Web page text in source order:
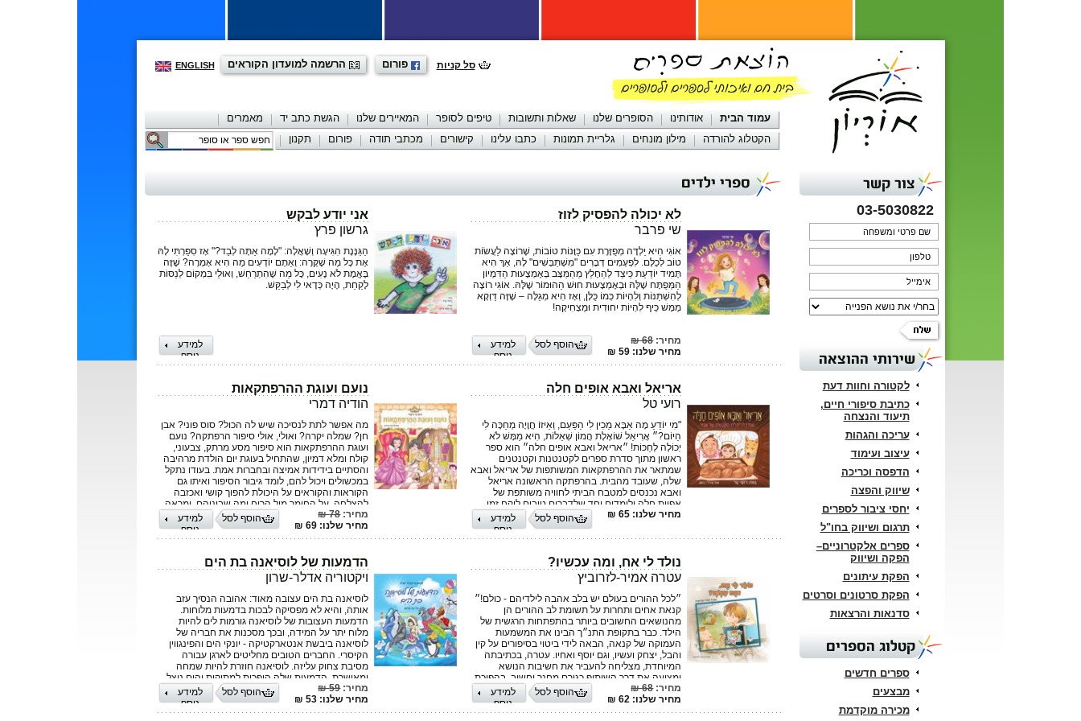
ENGLISH הרשמה למועדון הקוראים פורום סל קניות
עמוד הבית אודותינו הסופרים שלנו שאלות ותשובות טיפים לסופר המאיירים שלנו הגשת כתב יד
מאמרים
הקטלוג להורדה
מילון מונחים גלריית תמונות כתבו עלינו קישורים מכתבי תודה פורום תקנון יצירת קשר
צור קשר
03-5030822
שירותי ההוצאה
לקטורה וחוות דעת
כתיבת סיפורי חיים,
תיעוד והנצחה
עריכה והגהות
עיצוב ועימוד
הדפסה וכריכה
שיווק והפצה
יחסי ציבור לספרים
תרגום ושיווק בחו"ל
ספרים אלקטרוניים–
הפקה ושיווק
הפקת עיתונים
הפקת סרטונים וסרטים
סדנאות והרצאות
קטלוג הספרים
ספרים חדשים
מבצעים
מכירה מוקדמת
ספרי ילדים
לא יכולה להפסיק לזוז
שי פרבר
אוֹגִי הִיא יַלְדָּה מְפֻזֶּרֶת עִם כַּוָּנוֹת טוֹבוֹת, שֶׁרוֹצָה לַעֲשׂוֹת
טוֹב לְכֻלָּם. לִפְעָמִים דְּבָרִים "מִשְׁתַּבְּשִׁים" לָהּ, אַךְ הִיא
תָּמִיד יוֹדַעַת כֵּיצַד לְהֵחָלֵץ מֵהַמַּצָּב בְּאֶמְצָעוּת הַדִּמְיוֹן
הַמְּפֻתָּח שֶׁלָּהּ וּבְאֶמְצָעוּת חוּשׁ הַהוּמוֹר שֶׁלָּהּ. אוֹגִי רוֹצָה
לְהִשְׁתַּנּוֹת וְלִהְיוֹת כְּמוֹ כֻּלָּן, וְאָז הִיא מְגַלָּה – שֶׁזֶּה דַּוְקָא
מַמָּשׁ כֵּיף לִהְיוֹת יִחוּדִית וּמַצְחִיקָה!
מחיר:68 ₪
מחיר שלנו: 59 ₪
למידע
נוסף
הוסף לסל
אני יודע לבקש
גרשון פרץ
הַגַּנֶּנֶת הִגִּיעָה וְשָׁאֲלָה: "לָמָה אַתָּה לְבַד?" אָז סִפַּרְתִּי לָהּ
אֶת כָּל מַה שֶׁקָּרָה: וְאַתֶּם יוֹדְעִים מַה הִיא אָמְרָה? שֶׁזֶּה
בֶּאֱמֶת לֹא נָעִים, כָּל מַה שֶׁהִתְרַחֵשׁ, וְאוּלַי בִּמְקוֹם לְנַסּוֹת
לָקַחַת, הָיָה כְּדָאי לִי לְבַקֵּשׁ.
למידע
נוסף
אריאל ואבא אופים חלה
רועי טל
"מִי יוֹדֵעַ מָה אַבָּא מֵכִין לִי הַפַּעַם, וְאֵיזוֹ חֲוָיָה מְחַכָּה לִי
הַיּוֹם?״ אֲרִיאֵל שׁוֹאֶלֶת הֲמוֹן שְׁאֵלוֹת, הִיא מַמָּשׁ לֹא
יְכוֹלָה לְחַכּוֹת! ״אריאל ואבא אופים חלה״ הוא ספר
ראשון מתוך סדרת ספרים לקטנטנות וקטנטנים
שמתאר את ההרפתקאות המשותפות של אריאל ואבא
שלה, שעובד מהבית. בהרפתקה הראשונה אריאל
ואבא נכנסים למטבח הביתי לחוויה משותפת של
אפיית חלה ולומדים יחד שלדברים טובים לוקח זמן
להתגלות. רועי טל, נשוי לליהי ואבא לאריאל, איתמר
והכלבה מיאל. בספרו הראשון הוא מביא את גרסת
האבהות 2.0, מעורבת, שוויונית ובעיקר נוכחת.
מחיר שלנו: 65 ₪
למידע
נוסף
הוסף לסל
נועם ועוגת ההרפתקאות
הודיה דמרי
מה אפשר לתת לנסיכה שיש לה הכול? סוס פוני? אבן
חן? שמלה יקרה? ואולי, אולי סיפור הרפתקה? נועם
ועוגת ההרפתקאות הוא סיפור מסע מרתק, צבעוני,
קולח ומלא דמיון, שהתחיל בעוגת יום הולדת מרהיבה
והסתיים בידידות אמיצה ובחברות אמת. בעודו נתקל
במכשולים ויכול להם, לומד גיבור הסיפור ואיתו גם
הקוראות והקוראים על היכולת להפוך קושי ואכזבה
להצלחה, על החומר מול הרוח ומה שביניהם, ומראה
שלא משנה כמה ארוכה הדרך )וכמה טרולים עם
קוצים ורודים על הגב תפגשו בה). כשחבר טוב לצידך
ואמונה בליבך – הכול אפשרי. הודיה דמרי בת 9,
לשיר, לרקוד ולכתוב, ואוהבת במיוחד את מקס הכלב
המשפחתי חובב ההרפתקאות. נועם ועוגת
ההרפתקאות הוא ספר הביכורים שלה
מחיר:78 ₪
מחיר שלנו: 69 ₪
למידע
נוסף
הוסף לסל
נולד לי אח, ומה עכשיו?
עטרה אמיר-לזרוביץ
״לכל ההורים בעולם יש בלב אהבה לילדיהם - כולם!״
קנאת אחים ותחרות על תשומת לב ההורים הן
מהנושאים החשובים ביותר בהתפתחות הרגשית של
הילד. כבר בתקופת התנ״ך הבינו את המשמעות
העמוקה של קנאה, הבאה לידי ביטוי בסיפורים על קין
והבל, יצחק ועשיו, וגם יוסף ואחיו. עטרה, בכתיבתה
המיוחדת, מצליחה להעביר את חשיבות הנושא
ומציעה את דרך השיתוף כגורם מחנך וחשוב, בהפיכת
הקנאה לחיבור הילד הבכור כעוזר ושומר על אחיו
התינוק: ״כולם בירכו אותי כי אני הבכור, ואמרו
שמעכשיו יש לי על מי לשמור״. עמיר ברסקי פסיכולוג -
מחיר:68 ₪
מחיר שלנו: 62 ₪
למידע
נוסף
הוסף לסל
הדמעות של לוסיאנה בת הים
ויקטוריה אדלר-שרון
לוסיאנה בת הים עצובה מאוד: אהובה הנסיך עזב
אותה, והיא לא מפסיקה לבכות בדמעות מלוחות.
הדמעות העצובות של לוסיאנה גורמות לים להיות
מלוח יתר על המידה, ובכך מסכנות את חבריה של
לוסיאנה ביבשת אנטארקטיקה - יונקי הים והפינגווין
הקיסרי. החברים הטובים מחליטים לארגן עבורה
מסיבת צחוק עליזה. לוסיאנה חוזרת להיות שמחה
ומאושרת, הדמעות שלה הופכות למתוקות והים ניצל.
ויקטוריה אדלר-שרון, אחות בכירה בהכשרתה, בעלת
תואר שני בניהול שירותי הבריאות, סופרת, משוררת
ופזמונאית. מיצירותיה: ארבעה ספרי פרוזה: דם כחול
מחיר:59 ₪
מחיר שלנו: 53 ₪
למידע
נוסף
הוסף לסל